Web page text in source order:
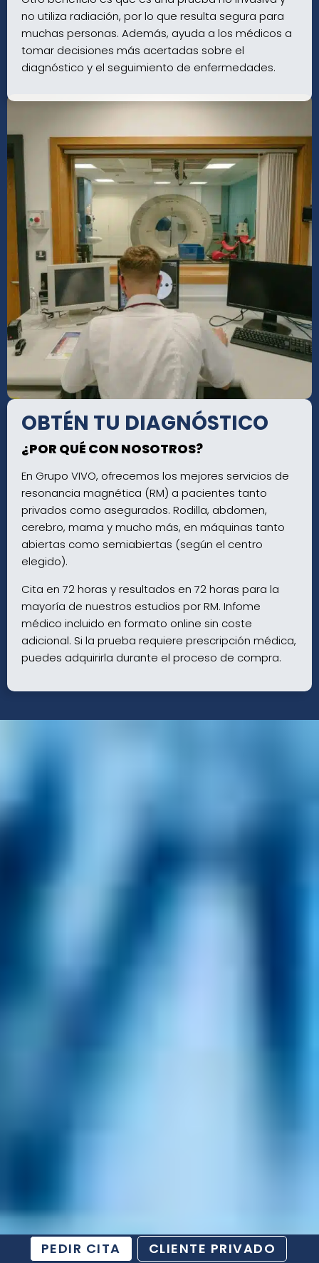
no utiliza radiación, por lo que resulta segura para
muchas personas. Además, ayuda a los médicos a
tomar decisiones más acertadas sobre el
diagnóstico y el seguimiento de enfermedades.
OBTÉN TU DIAGNÓSTICO
¿POR QUÉ CON NOSOTROS?
En Grupo VIVO, ofrecemos los mejores servicios de
resonancia magnética (RM) a pacientes tanto
privados como asegurados. Rodilla, abdomen,
cerebro, mama y mucho más, en máquinas tanto
abiertas como semiabiertas (según el centro
elegido).
Cita en 72 horas y resultados en 72 horas para la
mayoría de nuestros estudios por RM. Infome
médico incluido en formato online sin coste
adicional. Si la prueba requiere prescripción médica,
puedes adquirirla durante el proceso de compra.
PEDIR CITA CLIENTE PRIVADO